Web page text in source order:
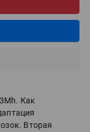
Как
Вторая